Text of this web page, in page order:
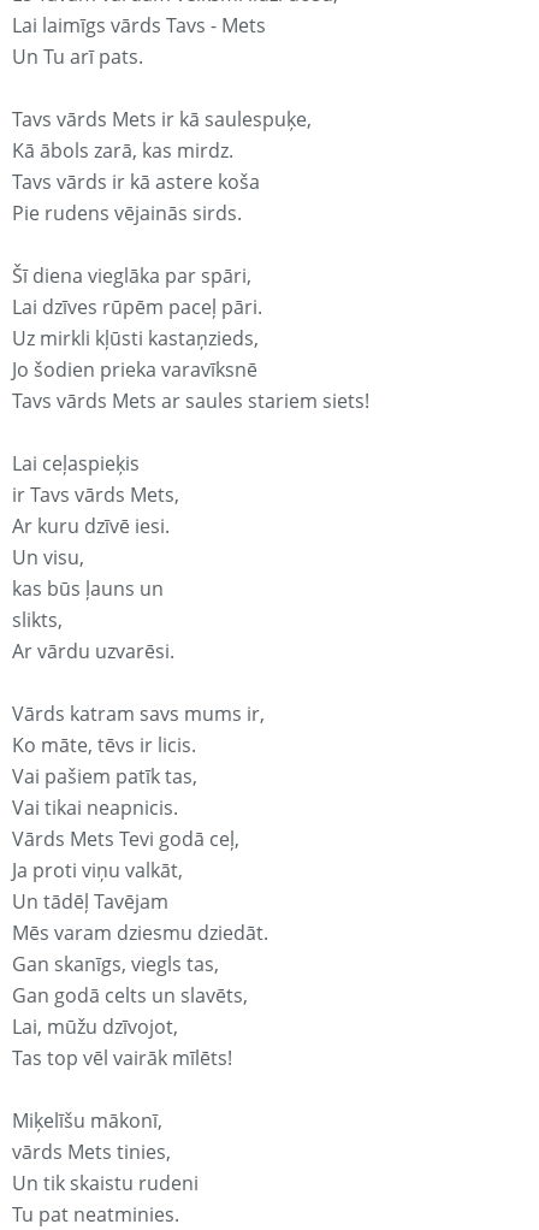
Lai laimīgs vārds Tavs - Mets
Un Tu arī pats.
Tavs vārds Mets ir kā saulespuķe,
Kā ābols zarā, kas mirdz.
Tavs vārds ir kā astere koša
Pie rudens vējainās sirds.
Šī diena vieglāka par spāri,
Lai dzīves rūpēm paceļ pāri.
Uz mirkli kļūsti kastaņzieds,
Jo šodien prieka varavīksnē
Tavs vārds Mets ar saules stariem siets!
Lai ceļaspieķis
ir Tavs vārds Mets,
Ar kuru dzīvē iesi.
Un visu,
kas būs ļauns un
slikts,
Ar vārdu uzvarēsi.
Vārds katram savs mums ir,
Ko māte, tēvs ir licis.
Vai pašiem patīk tas,
Vai tikai neapnicis.
Vārds Mets Tevi godā ceļ,
Ja proti viņu valkāt,
Un tādēļ Tavējam
Mēs varam dziesmu dziedāt.
Gan skanīgs, viegls tas,
Gan godā celts un slavēts,
Lai, mūžu dzīvojot,
Tas top vēl vairāk mīlēts!
Miķelīšu mākonī,
vārds Mets tinies,
Un tik skaistu rudeni
Tu pat neatminies.